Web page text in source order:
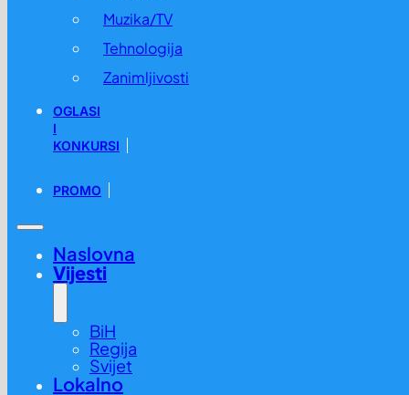
Muzika/TV
Tehnologija
Zanimljivosti
OGLASI
I
KONKURSI
PROMO
Naslovna
Vijesti
BiH
Regija
Svijet
Lokalno